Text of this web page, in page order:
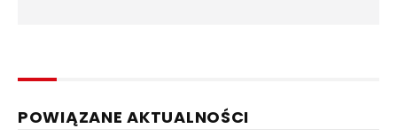
POWIĄZANE AKTUALNOŚCI